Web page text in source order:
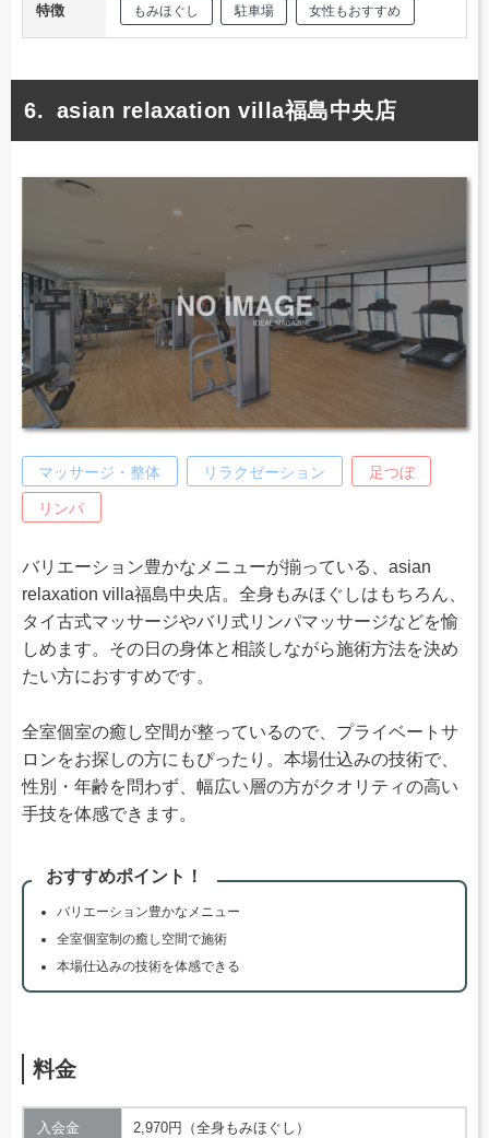
特徴 もみほぐし 駐車場 女性もおすすめ
asian relaxation villa福島中央店
マッサージ・整体 リラクゼーション 足つぼ
リンパ
バリエーション豊かなメニューが揃っている、asian
relaxation villa福島中央店。全身もみほぐしはもちろん、
タイ古式マッサージやバリ式リンパマッサージなどを愉
しめます。その日の身体と相談しながら施術方法を決め
たい方におすすめです。
全室個室の癒し空間が整っているので、プライベートサ
ロンをお探しの方にもぴったり。本場仕込みの技術で、
性別・年齢を問わず、幅広い層の方がクオリティの高い
手技を体感できます。
おすすめポイント！
バリエーション豊かなメニュー
全室個室制の癒し空間で施術
本場仕込みの技術を体感できる
料金
入会金 2,970円（全身もみほぐし）